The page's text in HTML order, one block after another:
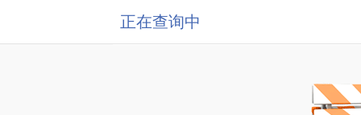
正在查询中